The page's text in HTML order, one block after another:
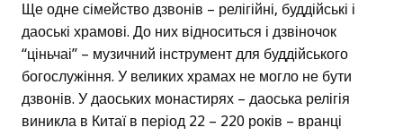
Ще одне сімейство дзвонів – релігійні, буддійські і
даоські храмові. До них відноситься і дзвіночок
“ціньчаі” – музичний інструмент для буддійського
богослужіння. У великих храмах не могло не бути
дзвонів. У даоських монастирях – даоська релігія
виникла в Китаї в період 22 – 220 років – вранці